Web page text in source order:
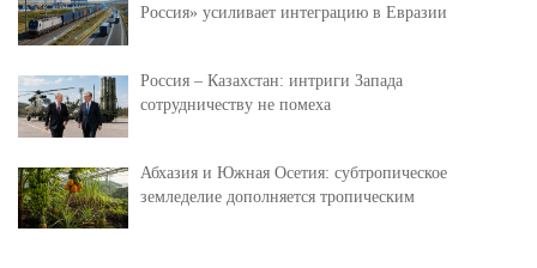
Россия» усиливает интеграцию в Евразии
Россия – Казахстан: интриги Запада
сотрудничеству не помеха
Абхазия и Южная Осетия: субтропическое
земледелие дополняется тропическим